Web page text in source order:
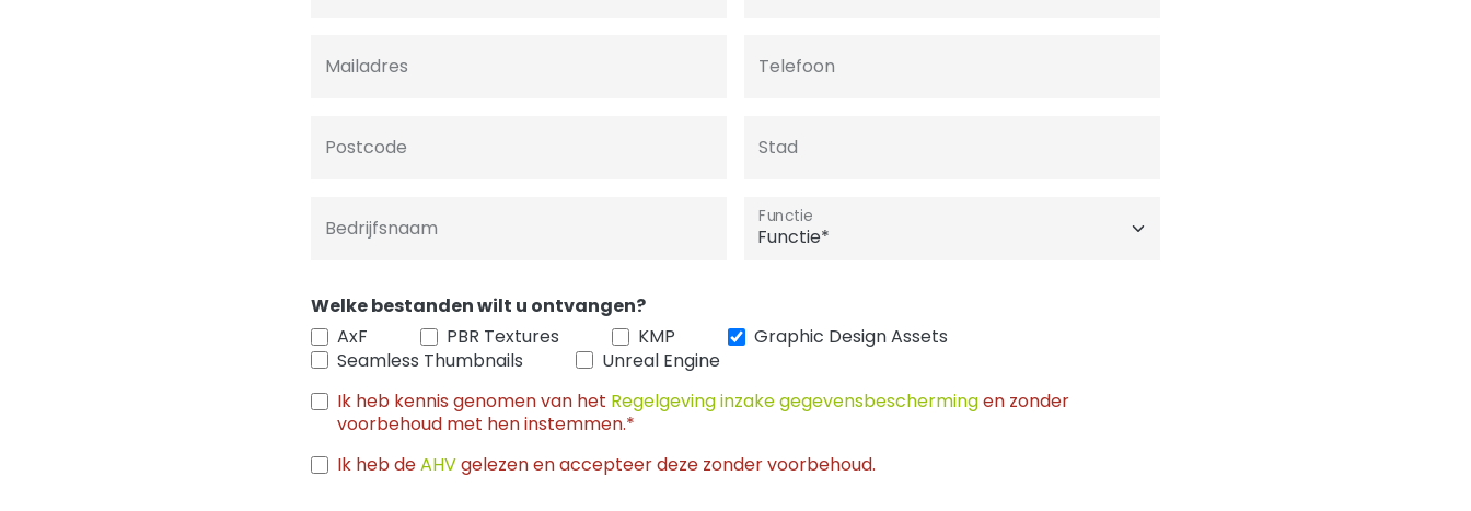
Mailadres Telefoon
Postcode Stad
Bedrijfsnaam Functie
Welke bestanden wilt u ontvangen?
AxF
PBR Textures KMP
Graphic Design Assets
Seamless Thumbnails
Unreal Engine
Ik heb kennis genomen van het Regelgeving inzake gegevensbeschermingen zonder
voorbehoud met hen instemmen.*
Ik heb deAHVgelezen en accepteer deze zonder voorbehoud.